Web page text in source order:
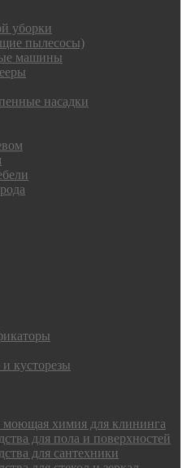
уборки
пылесосы)
машины
насадки
кусторезы
моющая химия для клининга
для пола и поверхностей
для сантехники